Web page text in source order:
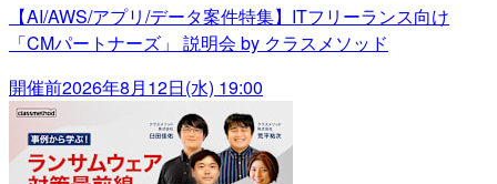
【AI/AWS/アプリ/データ案件特集】ITフリーランス向け
「CMパートナーズ」 説明会 by クラスメソッド
開催前2026年8月12日(水) 19:00